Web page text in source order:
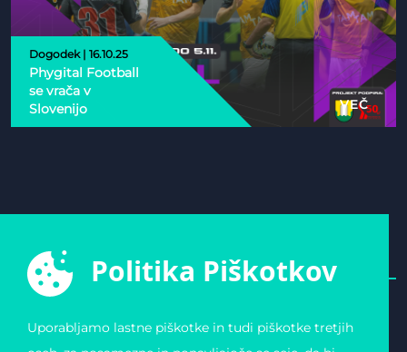
Dogodek | 16.10.25
Phygital Football
se vrača v
Slovenijo
VEČ
Politika Piškotkov
Uporabljamo lastne piškotke in tudi piškotke tretjih